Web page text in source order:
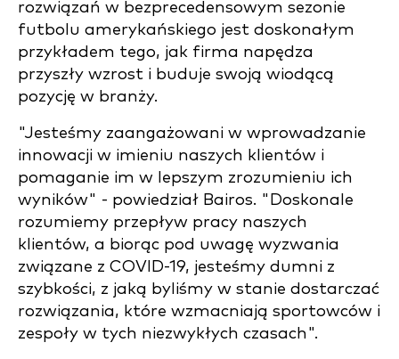
rozwiązań w bezprecedensowym sezonie
futbolu amerykańskiego jest doskonałym
przykładem tego, jak firma napędza
przyszły wzrost i buduje swoją wiodącą
pozycję w branży.
"Jesteśmy zaangażowani w wprowadzanie
innowacji w imieniu naszych klientów i
pomaganie im w lepszym zrozumieniu ich
wyników" - powiedział Bairos. "Doskonale
rozumiemy przepływ pracy naszych
klientów, a biorąc pod uwagę wyzwania
związane z COVID-19, jesteśmy dumni z
szybkości, z jaką byliśmy w stanie dostarczać
rozwiązania, które wzmacniają sportowców i
zespoły w tych niezwykłych czasach".